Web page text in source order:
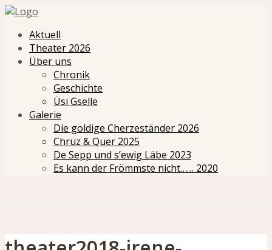
Aktuell
Theater 2026
Über uns
Chronik
Geschichte
Üsi Gselle
Galerie
Die goldige Cherzeständer 2026
Chrüz & Quer 2025
De Sepp und s’ewig Läbe 2023
Es kann der Frömmste nicht…… 2020